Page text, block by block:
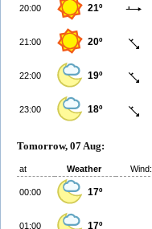
20:00 21º
21:00 20º
22:00 19º
23:00 18º
Tomorrow, 07 Aug:
at Weather Wind:
00:00 17º
01:00 17º